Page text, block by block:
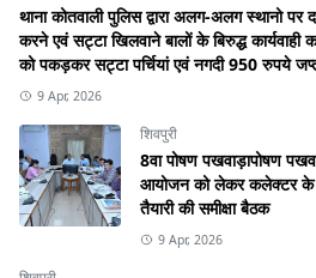
थाना कोतवाली पुलिस द्वारा अलग-अलग स्थानो
करने एवं सट्टा खिलवाने बालों के बिरुद्ध कार्यवाही
को पकड़कर सट्टा पर्चियां एवं नगदी 950 रुपये
9 Apr, 2026
शिवपुरी
8वा पोषण पखवाड़ापोषण
आयोजन को लेकर कलेक्टर के
तैयारी की समीक्षा बैठक
9 Apr, 2026